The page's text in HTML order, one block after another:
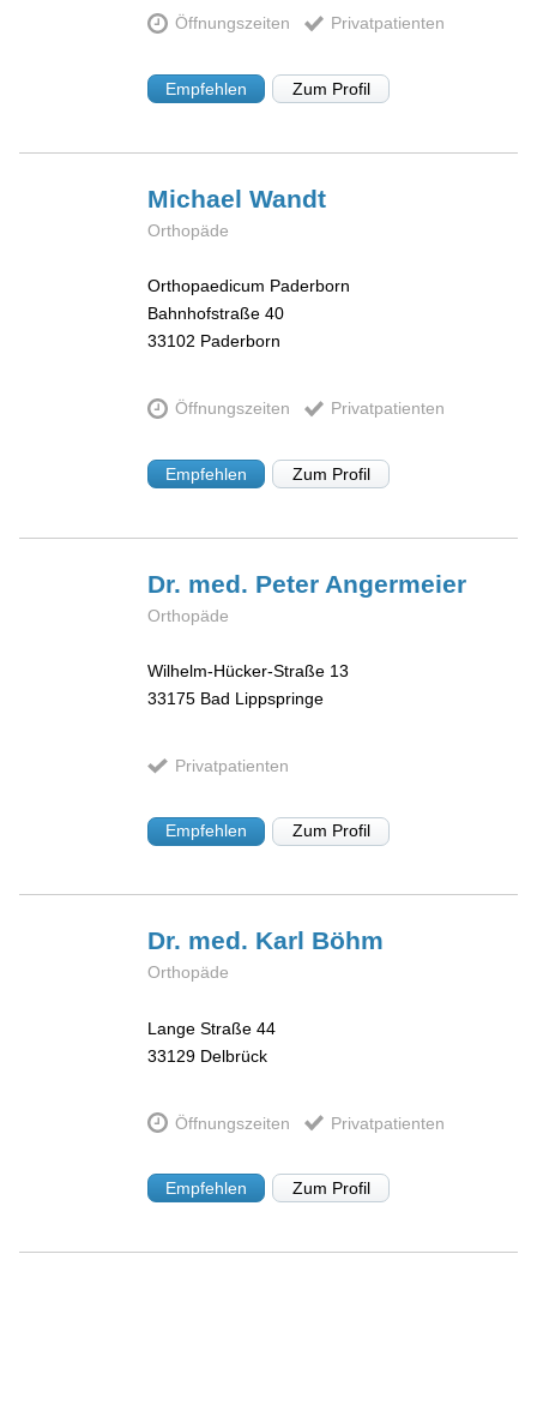
Öffnungszeiten Privatpatienten
Empfehlen Zum Profil
MichaelWandt
Orthopäde
Orthopaedicum Paderborn
Bahnhofstraße 40
33102 Paderborn
Öffnungszeiten Privatpatienten
Empfehlen Zum Profil
Dr. med. Peter Angermeier
Orthopäde
Wilhelm-Hücker-Straße 13
33175 Bad Lippspringe
Privatpatienten
Empfehlen Zum Profil
Dr. med. Karl Böhm
Orthopäde
Lange Straße 44
33129 Delbrück
Öffnungszeiten Privatpatienten
Empfehlen Zum Profil